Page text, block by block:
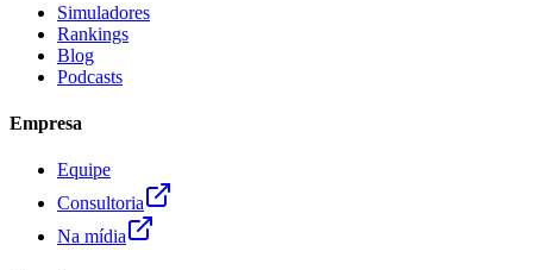
Simuladores
Rankings
Blog
Podcasts
Empresa
Equipe
Consultoria
Na mídia